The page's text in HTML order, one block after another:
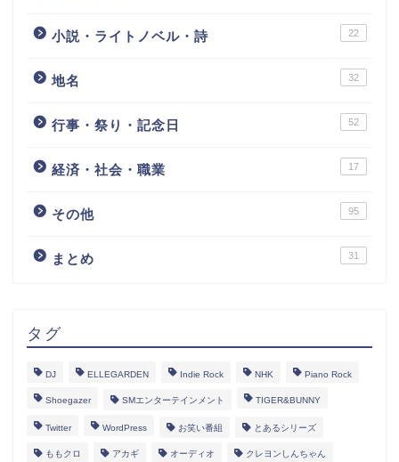
小説・ライトノベル・詩 22
地名 32
行事・祭り・記念日 52
経済・社会・職業 17
その他 95
まとめ 31
タグ
DJ ELLEGARDEN Indie Rock NHK Piano Rock
Shoegazer SMエンターテインメント TIGER&BUNNY
Twitter WordPress お笑い番組 とあるシリーズ
ももクロ アカギ オーディオ クレヨンしんちゃん